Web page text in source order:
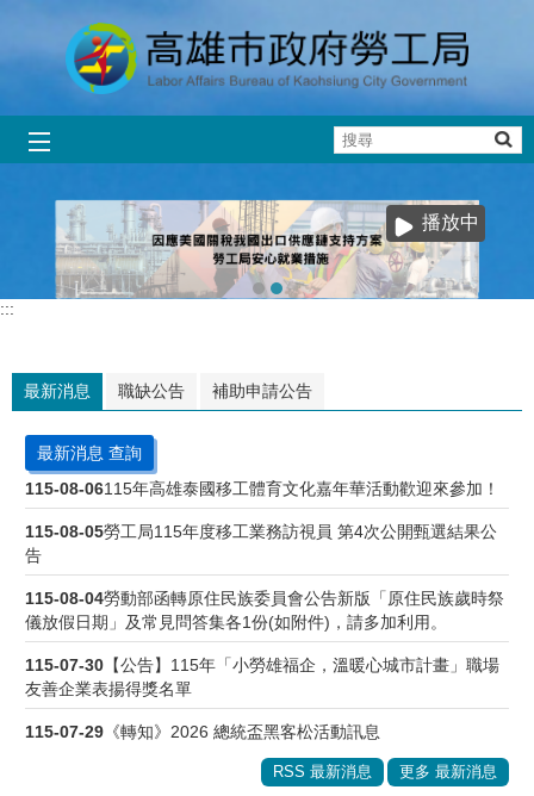
跳到主要內容區塊
搜
尋
播放中
:::
最新消息 職缺公告 補助申請公告
最新消息 查詢
115-08-06115年高雄泰國移工體育文化嘉年華活動歡迎來參加！
115-08-05勞工局115年度移工業務訪視員 第4次公開甄選結果公
告
115-08-04勞動部函轉原住民族委員會公告新版「原住民族歲時祭
儀放假日期」及常見問答集各1份(如附件)，請多加利用。
115-07-30 【公告】115年「小勞雄福企，溫暖心城市計畫」職場
友善企業表揚得獎名單
115-07-29 《轉知》2026 總統盃黑客松活動訊息
RSS 最新消息 更多 最新消息